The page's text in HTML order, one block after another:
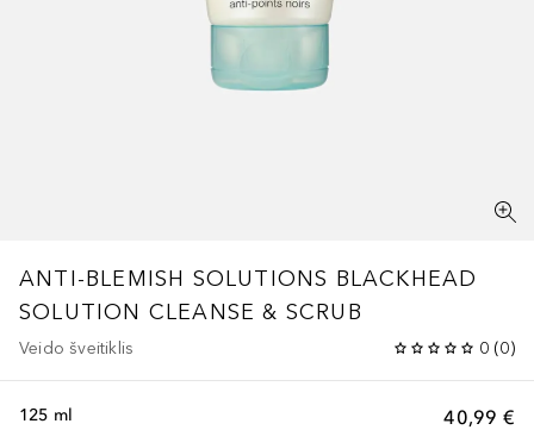
ANTI-BLEMISH SOLUTIONS BLACKHEAD
SOLUTION CLEANSE & SCRUB
Veido šveitiklis 0 (0)
40,99 €
125 ml